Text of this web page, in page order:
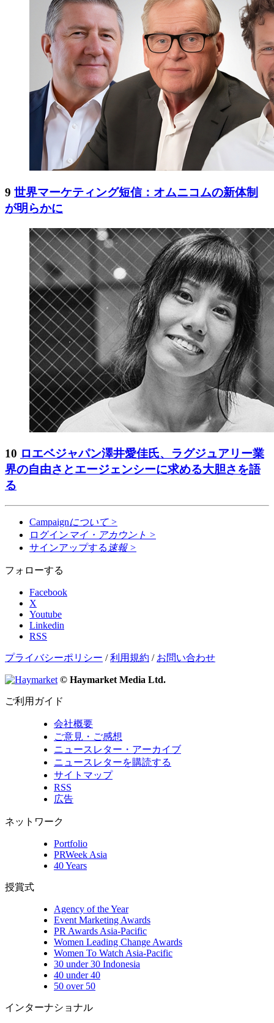
9 世界マーケティング短信：オムニコムの新体制
が明らかに
10 ロエベジャパン澤井愛佳氏、ラグジュアリー業
界の自由さとエージェンシーに求める大胆さを語
る
Campaignについて >
ログイン マイ・アカウント >
サインアップする 速報 >
フォローする
Facebook
X
Youtube
Linkedin
RSS
プライバシーポリシー /利用規約 / お問い合わせ
© Haymarket Media Ltd.
ご利用ガイド
会社概要
ご意見・ご感想
ニュースレター・アーカイブ
ニュースレターを購読する
サイトマップ
RSS
広告
ネットワーク
Portfolio
PRWeek Asia
40 Years
授賞式
Agency of the Year
Event Marketing Awards
PR Awards Asia-Pacific
Women Leading Change Awards
Women To Watch Asia-Pacific
30 under 30 Indonesia
40 under 40
50 over 50
インターナショナル